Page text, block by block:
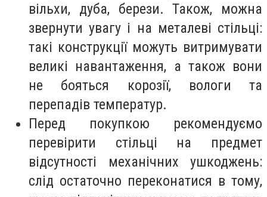
вільхи, дуба, берези. Також, можна
звернути увагу і на металеві стільці:
такі конструкції можуть витримувати
великі навантаження, а також вони
не бояться корозії, вологи та
перепадів температур.
Перед покупкою рекомендуємо
перевірити стільці на предмет
відсутності механічних ушкоджень:
слід остаточно переконатися в тому,